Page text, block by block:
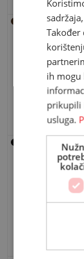
Uredska fotelja
239,00 KM
ih
prikupili
usluga.